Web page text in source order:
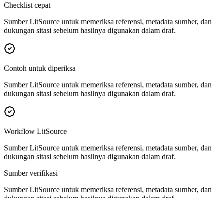
Checklist cepat
Sumber LitSource untuk memeriksa referensi, metadata sumber, dan
dukungan sitasi sebelum hasilnya digunakan dalam draf.
Contoh untuk diperiksa
Sumber LitSource untuk memeriksa referensi, metadata sumber, dan
dukungan sitasi sebelum hasilnya digunakan dalam draf.
Workflow LitSource
Sumber LitSource untuk memeriksa referensi, metadata sumber, dan
dukungan sitasi sebelum hasilnya digunakan dalam draf.
Sumber verifikasi
Sumber LitSource untuk memeriksa referensi, metadata sumber, dan